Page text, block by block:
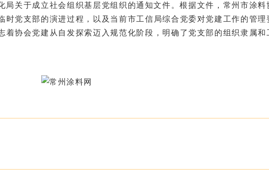
关于成立社会组织基层党组织的通知文件。根据文件，常州市涂
党支部的演进过程，以及当前市工信局综合党委对党建工作的管
协会党建从自发探索迈入规范化阶段，明确了党支部的组织隶属和